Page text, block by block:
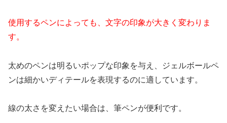
使用するペンによっても、文字の印象が大きく変わりま
す。
太めのペンは明るいポップな印象を与え、ジェルボールペ
ンは細かいディテールを表現するのに適しています。
線の太さを変えたい場合は、筆ペンが便利です。